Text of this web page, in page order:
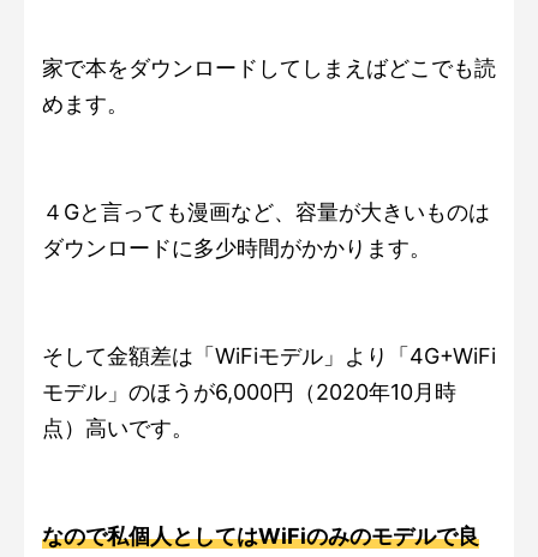
家で本をダウンロードしてしまえばどこでも読
めます。
４Gと言っても漫画など、容量が大きいものは
ダウンロードに多少時間がかかります。
そして金額差は「WiFiモデル」より「4G+WiFi
モデル」のほうが6,000円（2020年10月時
点）高いです。
なので私個人としてはWiFiのみのモデルで良